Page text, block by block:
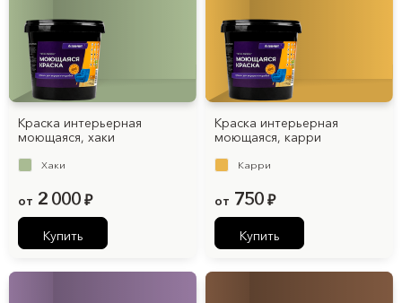
Краска интерьерная
моющаяся, хаки
Хаки
от 2 000 ₽
Купить
Краска интерьерная
моющаяся, карри
Карри
от 750 ₽
Купить